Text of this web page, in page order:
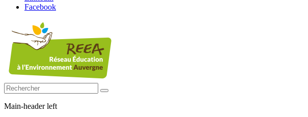
Facebook
Main-header left